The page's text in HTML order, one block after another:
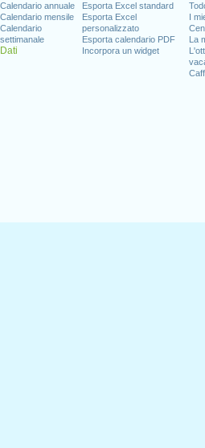
Calendario annuale
Calendario mensile
Calendario
settimanale
Dati
Esporta Excel standard
Esporta Excel
personalizzato
Esporta calendario PDF
Incorpora un widget
I
La